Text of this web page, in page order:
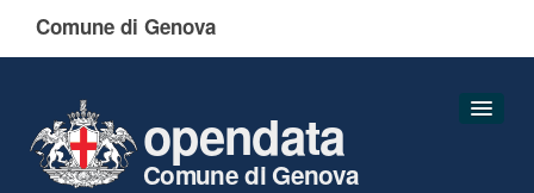
Comune di Genova
opendata
Comune di Genova